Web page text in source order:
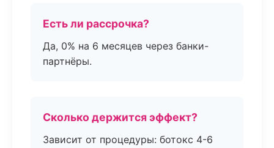
Есть ли рассрочка?
Да, 0% на 6 месяцев через банки-
партнёры.
Сколько держится эффект?
Зависит от процедуры: ботокс 4-6